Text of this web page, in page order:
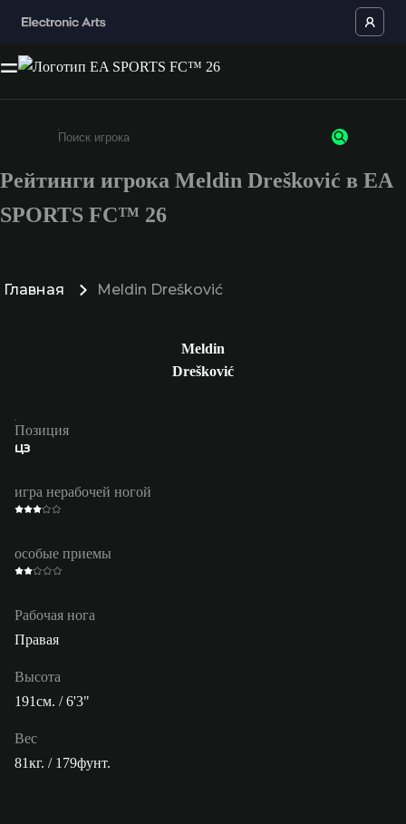
Введите не менее 3 символов или цифр
Рейтинги игрока Meldin Drešković в EA
SPORTS FC™ 26
Главная Meldin Drešković
Meldin
Drešković
Позиция
ЦЗ
игра нерабочей ногой
особые приемы
Рабочая нога
Правая
Высота
191см. / 6'3"
Вес
81кг. / 179фунт.